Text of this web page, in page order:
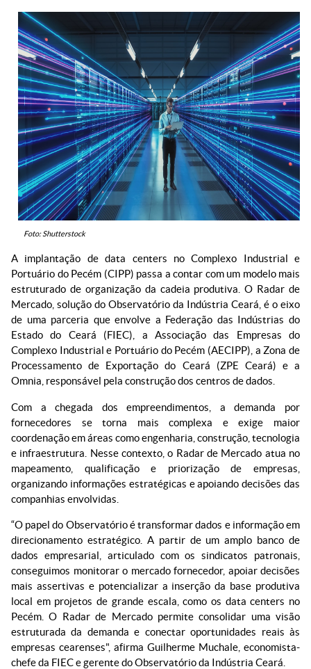
Foto: Shutterstock
A implantação de data centers no Complexo Industrial e
Portuário do Pecém (CIPP) passa a contar com um modelo mais
estruturado de organização da cadeia produtiva. O Radar de
Mercado, solução do Observatório da Indústria Ceará, é o eixo
de uma parceria que envolve a Federação das Indústrias do
Estado do Ceará (FIEC), a Associação das Empresas do
Complexo Industrial e Portuário do Pecém (AECIPP), a Zona de
Processamento de Exportação do Ceará (ZPE Ceará) e a
Omnia, responsável pela construção dos centros de dados.
Com a chegada dos empreendimentos, a demanda por
fornecedores se torna mais complexa e exige maior
coordenação em áreas como engenharia, construção, tecnologia
e infraestrutura. Nesse contexto, o Radar de Mercado atua no
mapeamento, qualificação e priorização de empresas,
organizando informações estratégicas e apoiando decisões das
companhias envolvidas.
“O papel do Observatório é transformar dados e informação em
direcionamento estratégico. A partir de um amplo banco de
dados empresarial, articulado com os sindicatos patronais,
conseguimos monitorar o mercado fornecedor, apoiar decisões
mais assertivas e potencializar a inserção da base produtiva
local em projetos de grande escala, como os data centers no
Pecém. O Radar de Mercado permite consolidar uma visão
estruturada da demanda e conectar oportunidades reais às
empresas cearenses", afirma Guilherme Muchale, economista-
chefe da FIEC e gerente do Observatório da Indústria Ceará.